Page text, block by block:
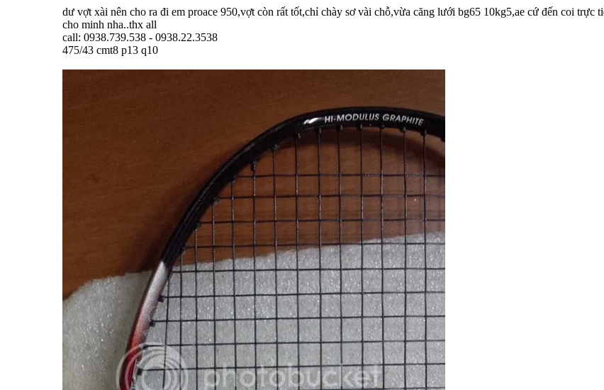
dư vợt xài nên cho ra đi em proace 950,vợt còn rất tốt,chỉ chày sơ vài chỗ,vừa căng lưới bg65 10kg5,ae cứ đến coi
cho minh nha..thx all
call: 0938.739.538 - 0938.22.3538
475/43 cmt8 p13 q10